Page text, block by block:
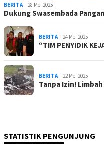
BERITA 28 Mei 2025
Dukung Swasembada
BERITA 24 Mei 2025
“TIM PENYIDIK
BERITA 22 Mei 2025
Tanpa Izin!
STATISTIK PENGUNJUNG